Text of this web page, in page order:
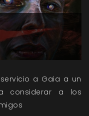
a Gaia a un
considerar a los